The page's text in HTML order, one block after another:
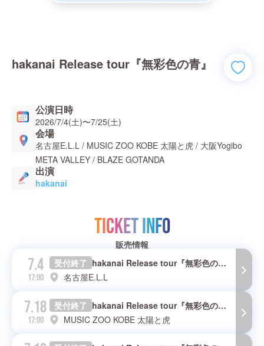
hakanai Release tour『無彩色の青』
公演日時
2026/7/4(土)〜7/25(土)
会場
名古屋E.L.L / MUSIC ZOO KOBE 太陽と虎 / 大阪Yogibo
META VALLEY / BLAZE GOTANDA
出演
hakanai
TICKET INFO
販売情報
7.4
17:00
受付終了
hakanai Release tour『無彩色の青』- NAGOYA -
名古屋E.L.L
7.18
17:00
受付終了
hakanai Release tour『無彩色の青』- HYOGO -
MUSIC ZOO KOBE 太陽と虎